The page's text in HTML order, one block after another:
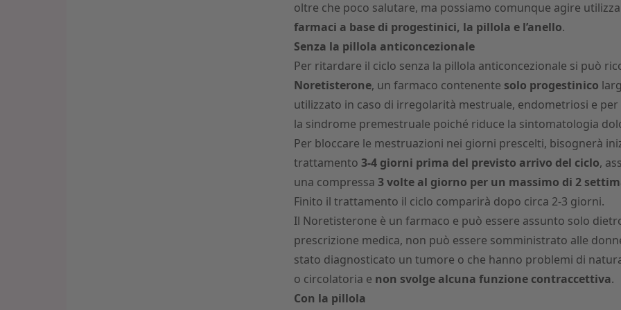
oltre che poco salutare, ma possiamo comunque agire
farmaci a base di progestinici, la pillola e l’anello.
Senza la pillola anticoncezionale
Per ritardare il ciclo senza la pillola anticoncezionale si può
Noretisterone, un farmaco contenente solo progestinico
utilizzato in caso di irregolarità mestruale, endometriosi e
la sindrome premestruale poiché riduce la sintomatologia
Per bloccare le mestruazioni nei giorni prescelti, bisognerà
trattamento 3-4 giorni prima del previsto arrivo del ciclo,
una compressa 3 volte al giorno per un massimo di 2
Finito il trattamento il ciclo comparirà dopo circa 2-3 giorni.
Il Noretisterone è un farmaco e può essere assunto solo
prescrizione medica, non può essere somministrato alle
stato diagnosticato un tumore o che hanno problemi di
o circolatoria e non svolge alcuna funzione contraccettiva.
Con la pillola